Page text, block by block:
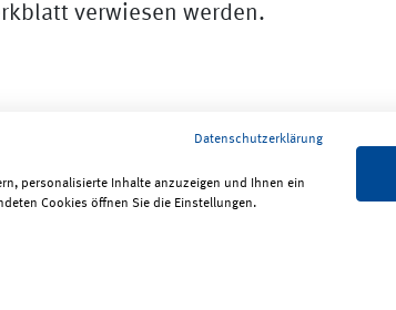
verwiesen werden.
Datenschutzerklärung
personalisierte Inhalte anzuzeigen und Ihnen ein
Cookies öffnen Sie die Einstellungen.